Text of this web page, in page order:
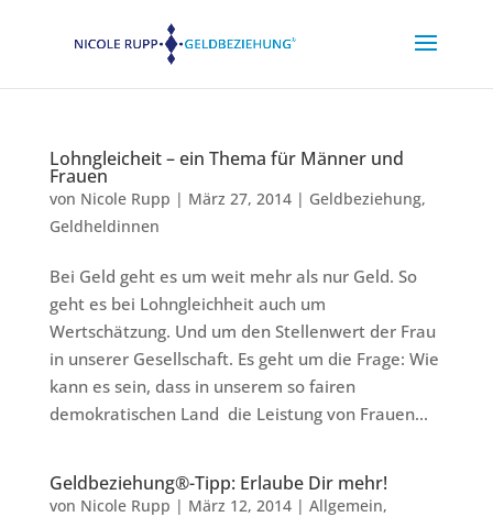
Lohngleicheit – ein Thema für Männer und
Frauen
von Nicole Rupp | März 27, 2014| Geldbeziehung,
Geldheldinnen
Bei Geld geht es um weit mehr als nur Geld. So
geht es bei Lohngleichheit auch um
Wertschätzung. Und um den Stellenwert der Frau
in unserer Gesellschaft. Es geht um die Frage: Wie
kann es sein, dass in unserem so fairen
demokratischen Land die Leistung von Frauen...
Geldbeziehung®-Tipp: Erlaube Dir mehr!
von Nicole Rupp | März 12, 2014| Allgemein,